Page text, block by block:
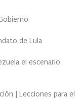
de Lula
el escenario
| Lecciones para el